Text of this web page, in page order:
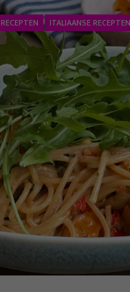
RECEPTEN ITALIAANSE RECEPTEN